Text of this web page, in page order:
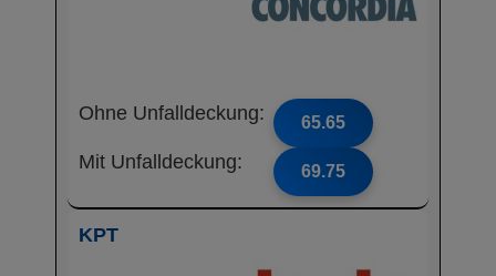
Ohne Unfalldeckung: 65.65
Mit Unfalldeckung: 69.75
KPT